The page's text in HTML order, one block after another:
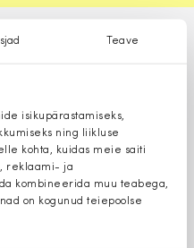
Teave
isikupärastamiseks,
ning liikluse
kohta, kuidas meie saiti
reklaami- ja
kombineerida muu teabega,
on kogunud teiepoolse